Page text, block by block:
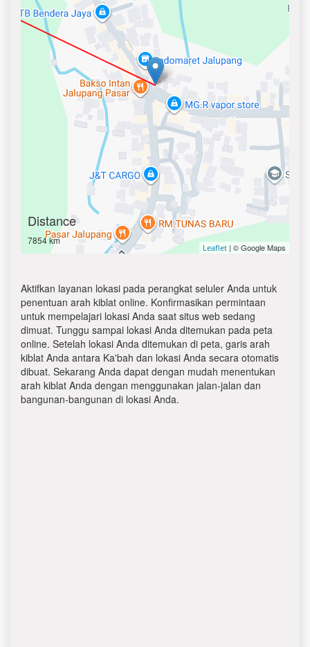
Distance
7854 km
Leaflet | © Google Maps
Aktifkan layanan lokasi pada perangkat seluler Anda untuk
penentuan arah kiblat online. Konfirmasikan permintaan
untuk mempelajari lokasi Anda saat situs web sedang
dimuat. Tunggu sampai lokasi Anda ditemukan pada peta
online. Setelah lokasi Anda ditemukan di peta, garis arah
kiblat Anda antara Ka'bah dan lokasi Anda secara otomatis
dibuat. Sekarang Anda dapat dengan mudah menentukan
arah kiblat Anda dengan menggunakan jalan-jalan dan
bangunan-bangunan di lokasi Anda.